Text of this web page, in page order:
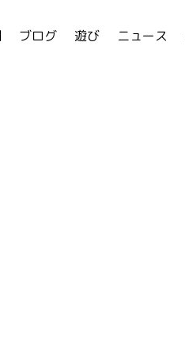
ブログ 遊び ニュース